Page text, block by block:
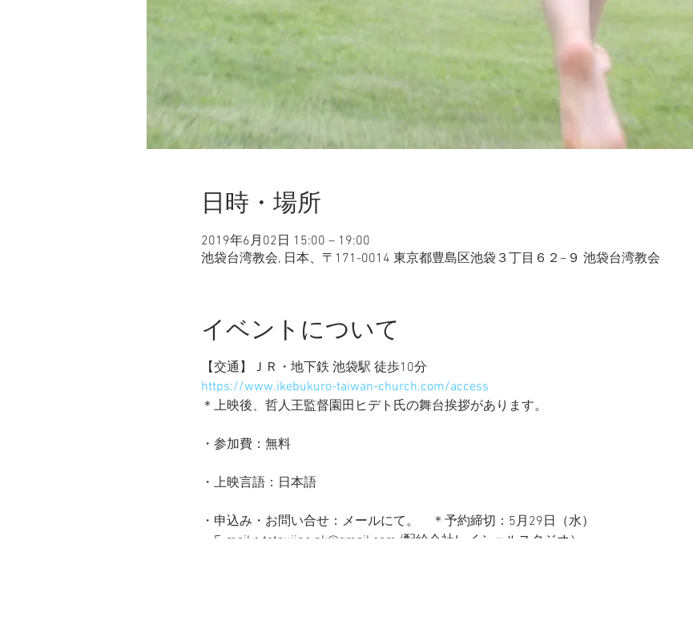
日時・場所
2019年6月02日 15:00 – 19:00
池袋台湾教会, 日本、〒171-0014 東京都豊島区池袋３丁目６２−９ 池袋台湾教会
イベントについて
【交通】ＪＲ・地下鉄 池袋駅 徒歩10分
https://www.ikebukuro-taiwan-church.com/access
＊上映後、哲人王監督園田ヒデト氏の舞台挨拶があります。
・参加費：無料
・上映言語：日本語
・申込み・お問い合せ：メールにて。 ＊予約締切：5月29日（水）
E-mail：tetsujino.pk@gmail.com (配給会社レイシェルスタジオ）